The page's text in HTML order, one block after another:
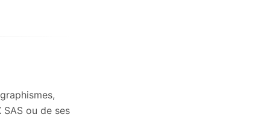
ou de ses